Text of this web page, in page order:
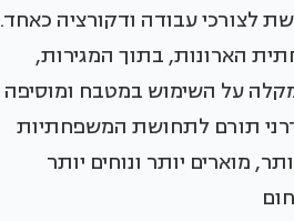
לצורכי עבודה ודקורציה כאחד.
הארונות, בתוך המגירות,
על השימוש במטבח ומוסיפה
תורם לתחושת המשפחתיות
מוארים יותר ונוחים יותר